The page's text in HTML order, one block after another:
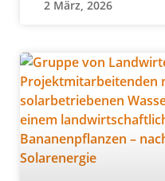
2 März, 2026